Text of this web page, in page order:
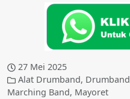
27 Mei 2025
Alat Drumband, Drumband
Marching Band, Mayoret